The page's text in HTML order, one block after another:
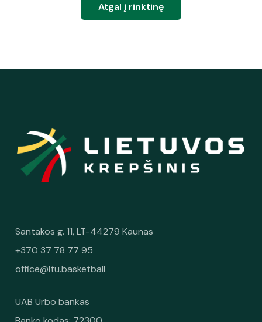
Atgal į rinktinę
Santakos g. 11, LT-44279 Kaunas
+370 37 78 77 95
office@ltu.basketball
UAB Urbo bankas